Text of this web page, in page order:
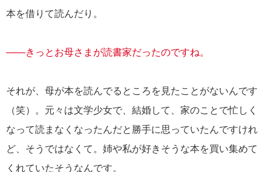
本を借りて読んだり。
――きっとお母さまが読書家だったのですね。
それが、母が本を読んでるところを見たことがないんです
（笑）。元々は文学少女で、結婚して、家のことで忙しく
なって読まなくなったんだと勝手に思っていたんですけれ
ど、そうではなくて。姉や私が好きそうな本を買い集めて
くれていたそうなんです。